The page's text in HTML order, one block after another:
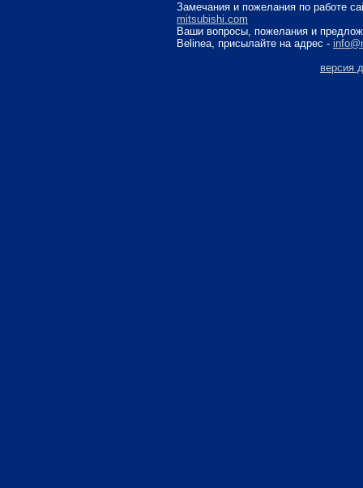
Замечания и пожелания по работе
mitsubishi.com
Ваши вопросы, пожелания и
Belinea, присылайте на адрес -
версия